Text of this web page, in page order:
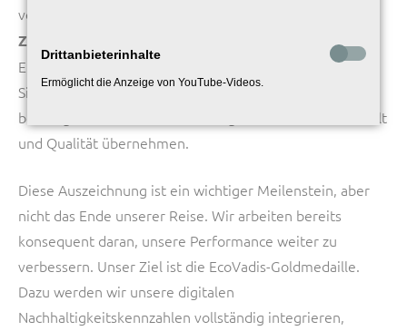
verantwortungsvolle Partner. Die
ZERTIFIZIERUNG
Erwartungen nicht nur erfüllt, sondern übertrifft. Die
Silbermedaille macht unser Engagement sichtbar und
bestätigt, dass wir Verantwortung für Menschen, Umwelt
und Qualität übernehmen.
Diese Auszeichnung ist ein wichtiger Meilenstein, aber
nicht das Ende unserer Reise. Wir arbeiten bereits
konsequent daran, unsere Performance weiter zu
verbessern. Unser Ziel ist die EcoVadis-Goldmedaille.
Dazu werden wir unsere digitalen
Nachhaltigkeitskennzahlen vollständig integrieren,
Drittanbieterinhalte
Ermöglicht die Anzeige von YouTube-Videos.